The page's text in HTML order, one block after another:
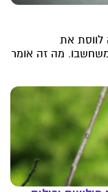
את
מה זה אומר